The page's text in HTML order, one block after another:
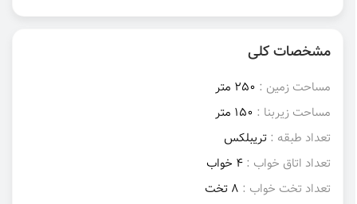
مشخصات کلی
مساحت زمین : 250 متر
مساحت زیربنا : 150 متر
تعداد طبقه : تریبلکس
تعداد اتاق خواب : 4 خواب
تعداد تخت خواب : 8 تخت